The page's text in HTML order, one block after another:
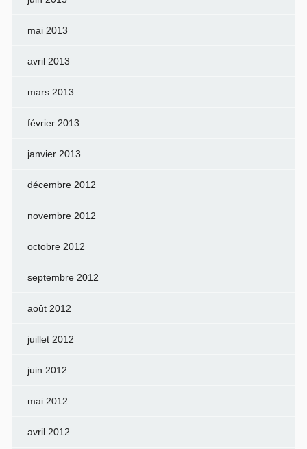
mai 2013
avril 2013
mars 2013
février 2013
janvier 2013
décembre 2012
novembre 2012
octobre 2012
septembre 2012
août 2012
juillet 2012
juin 2012
mai 2012
avril 2012